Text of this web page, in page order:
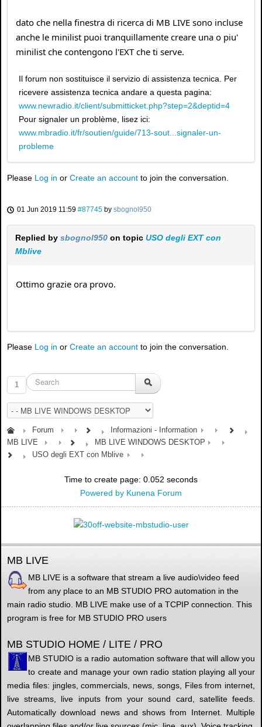
dato che nella finestra di ricerca di MB LIVE sono incluse
anche le minilist puoi tranquillamente creare una o piu'
minilist che contengono l'EXT che ti serve.
Il forum non sostituisce il servizio di assistenza tecnica. Per
ricevere assistenza tecnica andare a questa pagina:
www.newradio.it/client/submitticket.php?step=2&deptid=4
Pour signaler un problème, lisez ici:
www.mbradio.it/fr/soutien/guide/713-sout...signaler-un-
probleme
Please Log in or Create an account to join the conversation.
01 Jun 2019 11:59 #87745 by sbognol950
Replied by sbognol950 on topic USO degli EXT con
Mblive
Ottimo grazie ora provo.
Please Log in or Create an account to join the conversation.
1
Forum
Informazioni - Information
MB LIVE
MB LIVE WINDOWS DESKTOP
USO degli EXT con Mblive
Time to create page: 0.052 seconds
Powered by Kunena Forum
MB LIVE
MB LIVE is a software that stream a live audio\video feed
from any place to an MB STUDIO PRO automation in the
main radio studio. MB LIVE make use of a TCPIP connection. This
program is free for MB STUDIO PRO users
MB STUDIO HOME / LITE / PRO
MB STUDIO is a radio automation software that will allow you
to create and manage your own radio station playing all your
media files: jingles, commercials, news, songs, Files from internet,
live streams, live inputs from your sound card, satellite feeds.
Automatically download news and shows from Internet. Multiple